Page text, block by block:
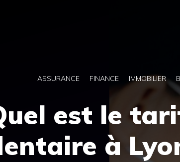
ASSURANCE FINANCE IMMOBILIER
est le
à